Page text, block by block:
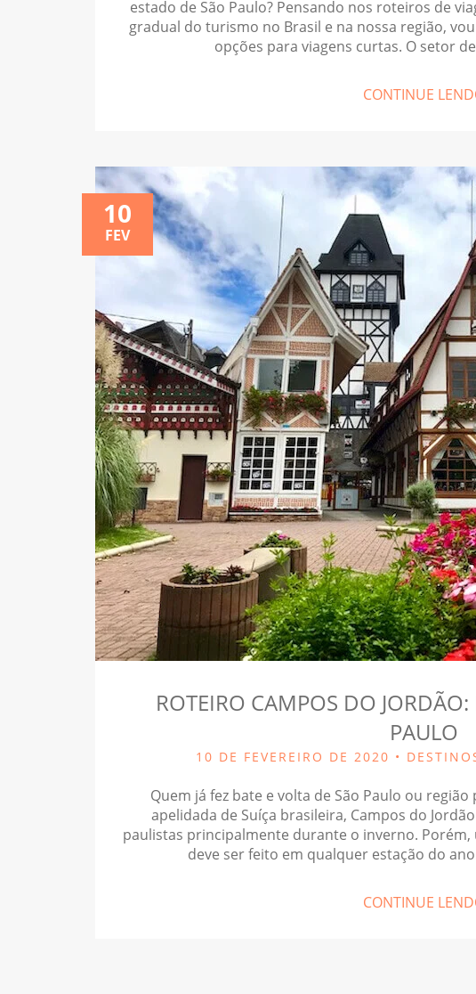
estado de São Paulo? Pensando nos roteiros de
gradual do turismo no Brasil e na nossa região,
opções para viagens curtas. O setor
CONTINUE
10
FEV
ROTEIRO CAMPOS DO
PAULO
10 DE FEVEREIRO DE 2020 •
Quem já fez bate e volta de São Paulo ou região
apelidada de Suíça brasileira, Campos do
paulistas principalmente durante o inverno.
deve ser feito em qualquer estação do
CONTINUE